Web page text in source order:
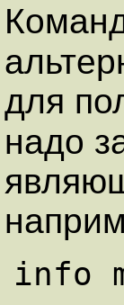
для
надо